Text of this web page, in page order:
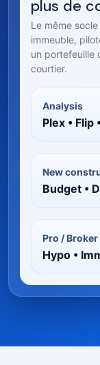
plus de
Le même
immeuble,
un portefeuille
courtier.
Analysis
Plex • Flip
New
Budget •
Pro / Broker
Hypo •